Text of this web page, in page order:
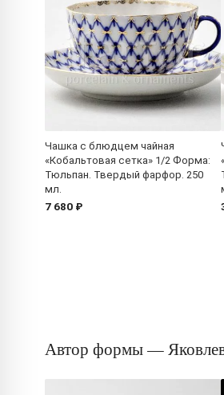
Чашка с блюдцем чайная
«Кобальтовая сетка» 1/2 Форма:
Тюльпан. Твердый фарфор. 250
мл.
7 680 ₽
Автор формы —